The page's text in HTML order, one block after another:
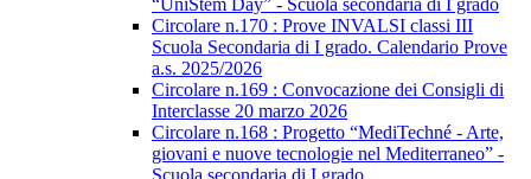
“UniStem Day” - Scuola secondaria di I grado
Circolare n.170 : Prove INVALSI classi III
Scuola Secondaria di I grado. Calendario Prove
a.s. 2025/2026
Circolare n.169 : Convocazione dei Consigli di
Interclasse 20 marzo 2026
Circolare n.168 : Progetto “MediTechné - Arte,
giovani e nuove tecnologie nel Mediterraneo” -